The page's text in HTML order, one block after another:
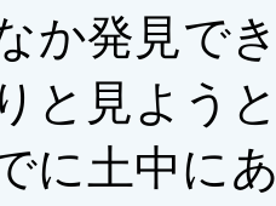
か発見で
と見よう
に土中に